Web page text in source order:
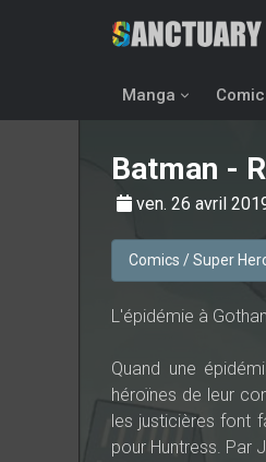
Manga
Batman -
ven. 26 avril
Comics / Super
L'épidémie à
Quand une
héroïnes de leur
les justicières font
pour Huntress. Par